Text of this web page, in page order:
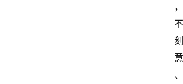
，
不
刻
意
、